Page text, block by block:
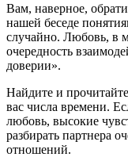
Вам, наверное,
нашей беседе
случайно. Любовь, в
очередность
доверии».
Найдите и
вас числа времени.
любовь, высокие
разбирать партнера
отношений.